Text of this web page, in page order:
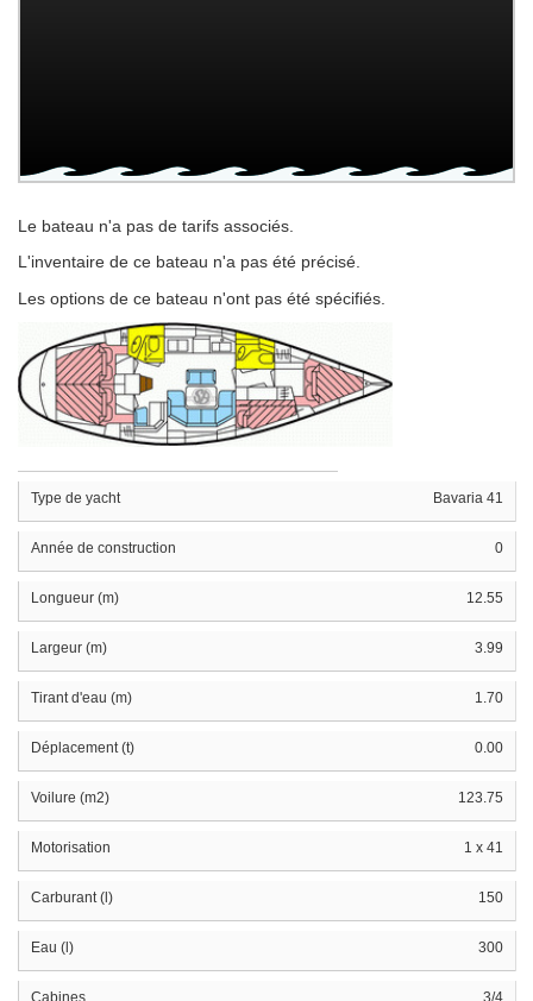
Le bateau n'a pas de tarifs associés.
L'inventaire de ce bateau n'a pas été précisé.
Les options de ce bateau n'ont pas été spécifiés.
Type de yacht Bavaria 41
Année de construction 0
Longueur (m) 12.55
Largeur (m) 3.99
Tirant d'eau (m) 1.70
Déplacement (t) 0.00
Voilure (m2) 123.75
Motorisation 1 x 41
Carburant (l) 150
Eau (l) 300
Cabines 3/4